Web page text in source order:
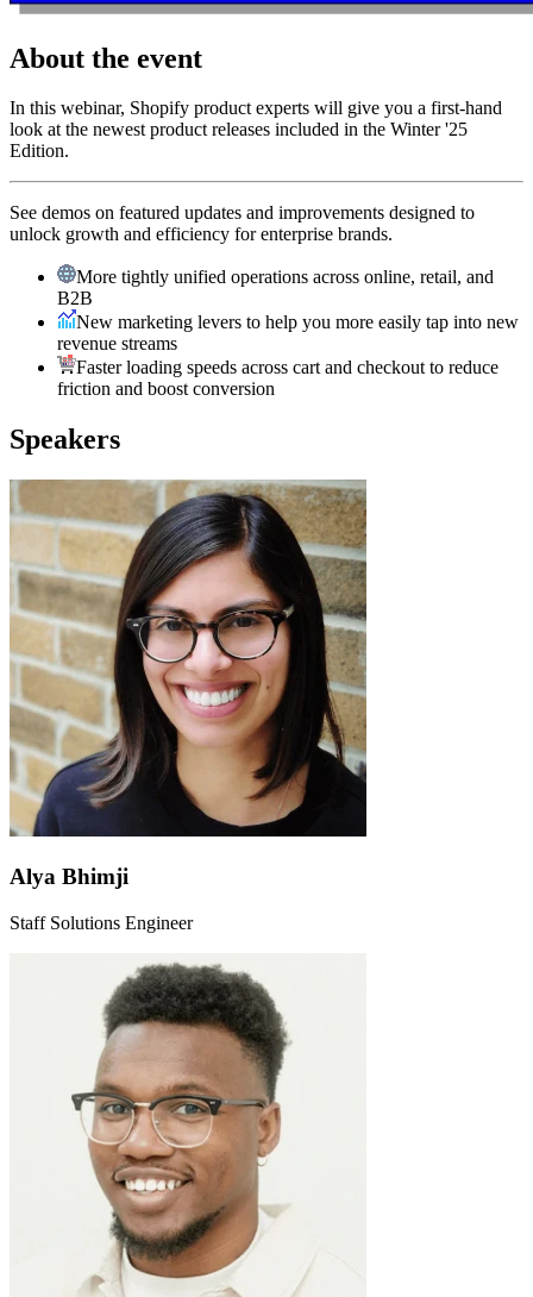
About the event
In this webinar, Shopify product experts will give you a first-hand
look at the newest product releases included in the Winter '25
Edition.
See demos on featured updates and improvements designed to
unlock growth and efficiency for enterprise brands.
More tightly unified operations across online, retail, and
B2B
New marketing levers to help you more easily tap into new
revenue streams
Faster loading speeds across cart and checkout to reduce
friction and boost conversion
Speakers
Alya Bhimji
Staff Solutions Engineer